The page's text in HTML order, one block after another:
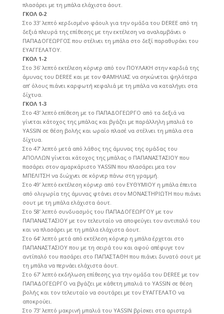
πλασάρει με τη μπάλα ελάχιστα άουτ.
ΓΚΟΛ 0-2
Στο 33’ λεπτό κερδισμένο φάουλ για την ομάδα του DEREE από τη
δεξιά πλευρά της επίθεσης με την εκτέλεση να αναλαμβάνει ο
ΠΑΠΑΔΟΓΕΩΡΓΟΣ που στέλνει τη μπάλα στο δεξί παραθυράκι του
ΕΥΑΓΓΕΛΑΤΟΥ.
ΓΚΟΛ 1-2
Στο 36’ λεπτό εκτέλεση κόρνερ από τον ΠΟΥΛΑΚΗ στην καρδιά της
άμυνας του DEREE και με τον ΦΑΜΗΛΙΑΣ να σηκώνεται ψηλότερα
απ’ όλους πιάνει καρφωτή κεφαλιά με τη μπάλα να καταλήγει στα
δίχτυα.
ΓΚΟΛ 1-3
Στο 43’ λεπτό επίθεση με το ΠΑΠΑΔΟΓΕΩΡΓΟ από τα δεξιά να
γίνεται κάτοχος της μπάλας και βγάζει με παράλληλη μπαλιά το
YASSIN σε θέση βολής και ωραίο πλασέ να στέλνει τη μπάλα στα
δίχτυα.
Στο 47’ λεπτό μετά από λάθος της άμυνας της ομάδας του
ΑΠΟΛΛΩΝ γίνεται κάτοχος της μπάλας ο ΠΑΠΑΝΑΣΤΑΣΙΟΥ που
πασάρει στον αμαρκάριστο YASSIN που πλασάρει μεα τον
ΜΠΕΛΙΤΣΗ να διώχνει σε κόρνερ πάνω στη γραμμή.
Στο 49’ λεπτό εκτέλεση κόρνερ από τον ΕΥΘΥΜΙΟΥ η μπάλα έπειτα
από ολιγωρία της άμυνας φτάνει στον ΜΟΝΑΣΤΗΡΙΩΤΗ που πιάνει
σουτ με τη μπάλα ελάχιστα άουτ.
Στο 58’ λεπτό συνδυασμός του ΠΑΠΑΔΟΓΕΩΡΓΟΥ με τον
ΠΑΠΑΝΑΣΤΑΣΙΟΥ με τον τελευταίο να αποφεύγει τον αντιπαλό του
και να πλασάρει με τη μπάλα ελάχιστα άουτ.
Στο 64’ λεπτό μετά από εκτέλεση κόρνερ η μπάλα έρχεται στο
ΠΑΠΑΝΑΣΤΑΣΙΟΥ που με τη σειρά του και αφού απέφυγε τον
αντίπαλό του πασάρει στο ΠΑΠΑΣΤΑΘΗ που πιάνει δυνατό σουτ με
τη μπάλα να περνάει ελάχιστα άουτ.
Στο 67’ λεπτό εκδήλωση επίθεσης για την ομάδα του DEREE με τον
ΠΑΠΑΔΟΓΕΩΡΓΟ να βγάζει με κάθετη μπαλιά το ΥASSIN σε θέση
βολής και τον τελευταίο να σουτάρει με τον ΕΥΑΓΓΕΛΑΤΟ να
αποκρούει.
Στο 73’ λεπτό μακρινή μπαλιά του ΥASSIN βρίσκει στα αριστερά